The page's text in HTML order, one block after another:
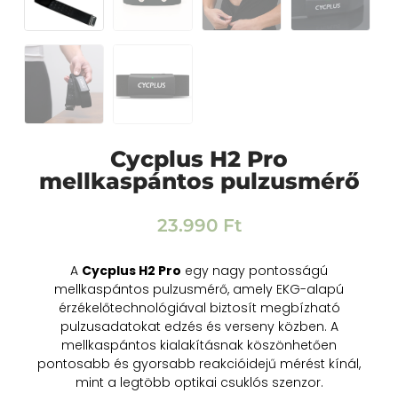
Cycplus H2 Pro
mellkaspántos pulzusmérő
23.990 Ft
A Cycplus H2 Pro egy nagy pontosságú
mellkaspántos pulzusmérő, amely EKG-alapú
érzékelőtechnológiával biztosít megbízható
pulzusadatokat edzés és verseny közben. A
mellkaspántos kialakításnak köszönhetően
pontosabb és gyorsabb reakcióidejű mérést kínál,
mint a legtöbb optikai csuklós szenzor.